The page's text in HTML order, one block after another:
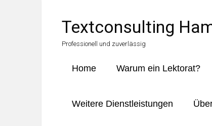
Textconsulting
Professionell und zuverlässig
Home Warum ein Lektorat?
Weitere Dienstleistungen